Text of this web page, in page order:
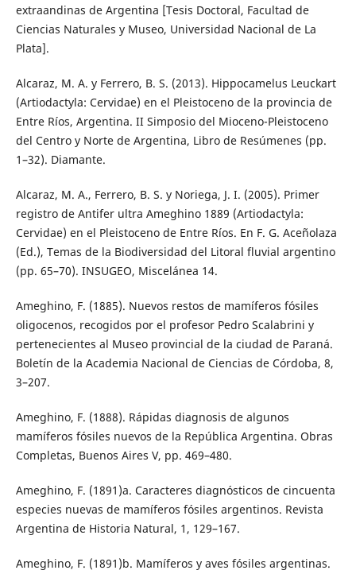
extraandinas de Argentina [Tesis Doctoral, Facultad de
Ciencias Naturales y Museo, Universidad Nacional de La
Plata].
Alcaraz, M. A. y Ferrero, B. S. (2013). Hippocamelus Leuckart
(Artiodactyla: Cervidae) en el Pleistoceno de la provincia de
Entre Ríos, Argentina. II Simposio del Mioceno-Pleistoceno
del Centro y Norte de Argentina, Libro de Resúmenes (pp.
1–32). Diamante.
Alcaraz, M. A., Ferrero, B. S. y Noriega, J. I. (2005). Primer
registro de Antifer ultra Ameghino 1889 (Artiodactyla:
Cervidae) en el Pleistoceno de Entre Ríos. En F. G. Aceñolaza
(Ed.), Temas de la Biodiversidad del Litoral fluvial argentino
(pp. 65–70). INSUGEO, Miscelánea 14.
Ameghino, F. (1885). Nuevos restos de mamíferos fósiles
oligocenos, recogidos por el profesor Pedro Scalabrini y
pertenecientes al Museo provincial de la ciudad de Paraná.
Boletín de la Academia Nacional de Ciencias de Córdoba, 8,
3–207.
Ameghino, F. (1888). Rápidas diagnosis de algunos
mamíferos fósiles nuevos de la República Argentina. Obras
Completas, Buenos Aires V, pp. 469–480.
Ameghino, F. (1891)a. Caracteres diagnósticos de cincuenta
especies nuevas de mamíferos fósiles argentinos. Revista
Argentina de Historia Natural, 1, 129–167.
Ameghino, F. (1891)b. Mamíferos y aves fósiles argentinas.